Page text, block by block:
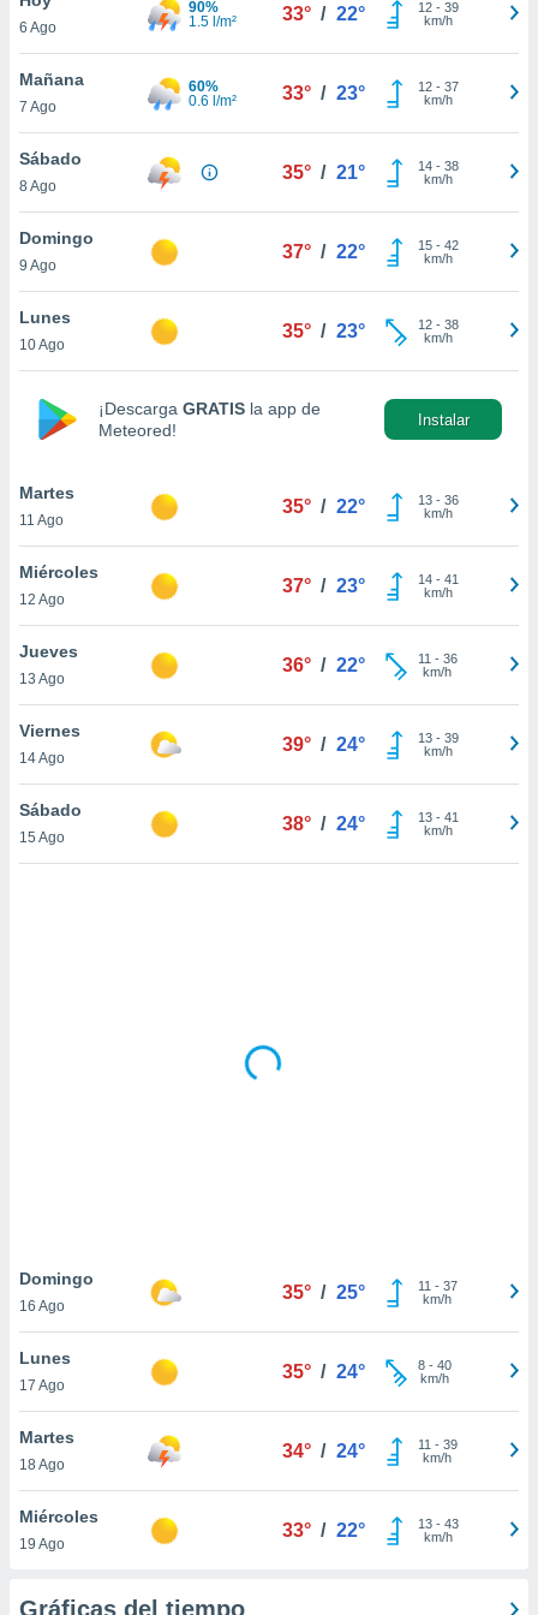
en
más
nuestra
de
aceptar
de
sitio
En
sean
el sitio
ni para
o
similares
como
sitio
de
traten tus
en
interés
su
6 Ago
90%
1.5 l/m²
33° / 22° 12- 39
km/h
Mañana
7 Ago
60%
0.6 l/m²
33° / 23° 12- 37
km/h
Sábado
8 Ago
35° / 21° 14- 38
km/h
Domingo
9 Ago
37° / 22° 15- 42
km/h
Lunes
10 Ago
35° / 23° 12- 38
km/h
¡Descarga GRATIS la app de
Meteored!
Instalar
Martes
11 Ago
35° / 22° 13- 36
km/h
Miércoles
12 Ago
37° / 23° 14- 41
km/h
Jueves
13 Ago
36° / 22° 11 - 36
km/h
Viernes
14 Ago
39° / 24° 13- 39
km/h
Sábado
15 Ago
38° / 24° 13- 41
km/h
Domingo
16 Ago
35° / 25° 11 - 37
km/h
Lunes
17 Ago
35° / 24° 8- 40
km/h
Martes
18 Ago
34° / 24° 11 - 39
km/h
Miércoles
19 Ago
33° / 22° 13- 43
km/h
Gráficas del tiempo